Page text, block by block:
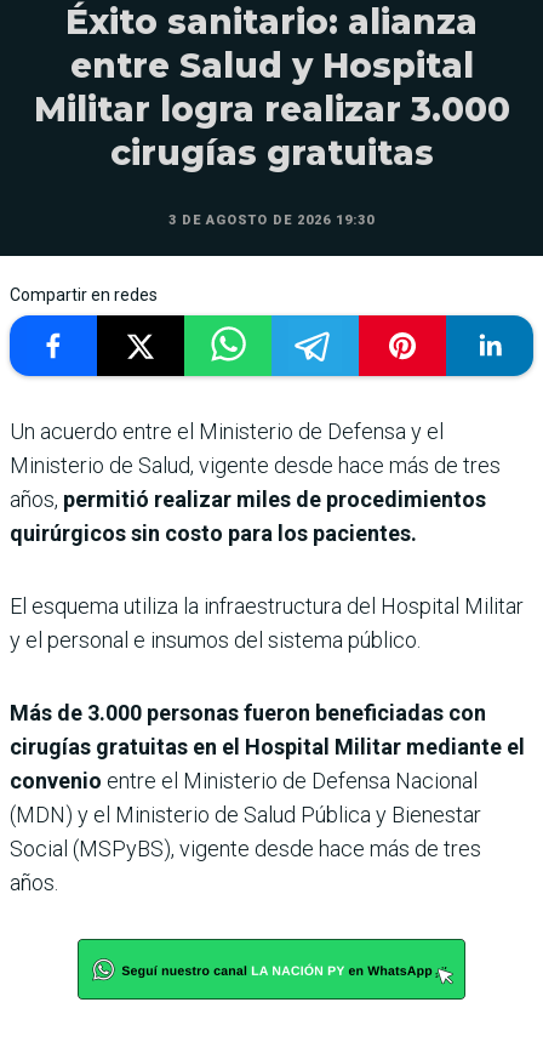
Éxito sanitario: alianza
entre Salud y Hospital
Militar logra realizar 3.000
cirugías gratuitas
3 DE AGOSTO DE 2026 19:30
Compartir en redes
Un acuerdo entre el Ministerio de Defensa y el
Ministerio de Salud, vigente desde hace más de tres
años, permitió realizar miles de procedimientos
quirúrgicos sin costo para los pacientes.
El esquema utiliza la infraestructura del Hospital Militar
y el personal e insumos del sistema público.
Más de 3.000 personas fueron beneficiadas con
cirugías gratuitas en el Hospital Militar mediante el
convenio entre el Ministerio de Defensa Nacional
(MDN) y el Ministerio de Salud Pública y Bienestar
Social (MSPyBS), vigente desde hace más de tres
años.